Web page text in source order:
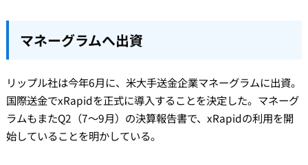
マネーグラムへ出資
リップル社は今年6月に、米大手送金企業マネーグラムに出資。
国際送金でxRapidを正式に導入することを決定した。 マネーグ
ラムもまたQ2（7～9月）の決算報告書で、xRapidの利用を開
始していることを明かしている。